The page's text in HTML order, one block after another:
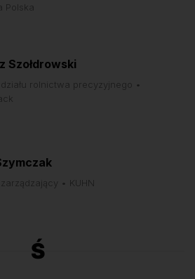
Polska
Szołdrowski
rolnictwa precyzyjnego •
• KUHN
Ś